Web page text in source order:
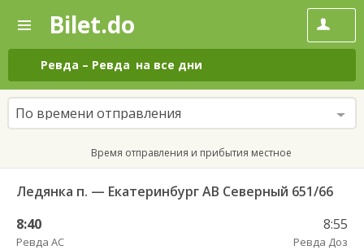
—
Поиск
и
покупка
билетов
на
автобус
онлайн
Bilet.do
Ревда – Ревда на все дни
По времени отправления
Время отправления и прибытия местное
Ледянка п. — Екатеринбург АВ Северный 651/66
8:40
Ревда АС
8:55
Ревда Доз